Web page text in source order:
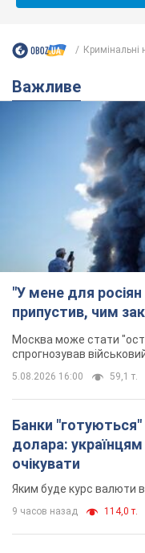
"У мене для
припустив, чим
Москва може стати
спрогнозував
59,1 т.
Банки
долара: українцям
очікувати
9 часов назад 114,0 т.
"Джипінг руйнує
формувалися
Greenpeace
У високогір'ї
комплекси, які
9 часов назад 1,1 т.